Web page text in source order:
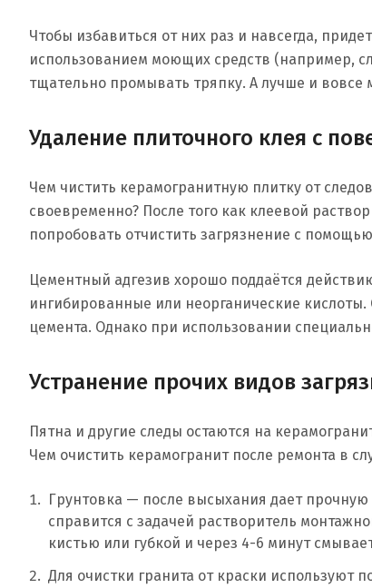
Чтобы избавиться от них раз и навсегда,
использованием моющих средств (например,
тщательно промывать тряпку. А лучше и вовсе
Удаление плиточного клея с
Чем чистить керамогранитную плитку от
своевременно? После того как клеевой
попробовать отчистить загрязнение с
Цементный адгезив хорошо поддаётся
ингибированные или неорганические
цемента. Однако при использовании
Устранение прочих видов
Пятна и другие следы остаются на
Чем очистить керамогранит после ремонта в
Грунтовка — после высыхания дает
справится с задачей растворитель
кистью или губкой и через 4-6 минут
Для очистки гранита от краски используют